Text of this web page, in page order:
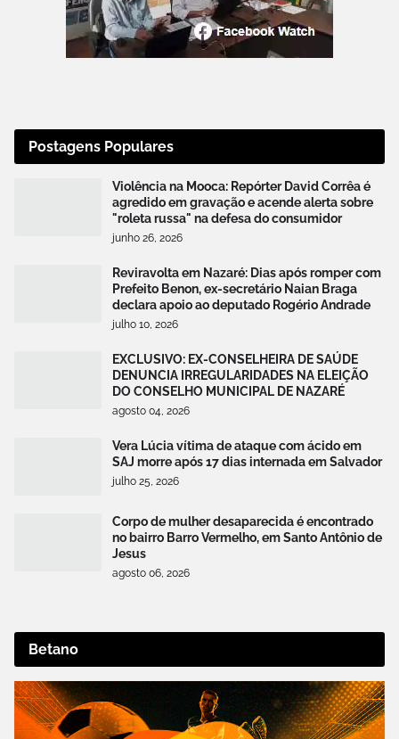
Postagens Populares
Violência na Mooca: Repórter David Corrêa é
agredido em gravação e acende alerta sobre
"roleta russa" na defesa do consumidor
junho 26, 2026
Reviravolta em Nazaré: Dias após romper com
Prefeito Benon, ex-secretário Naian Braga
declara apoio ao deputado Rogério Andrade
julho 10, 2026
EXCLUSIVO: EX-CONSELHEIRA DE SAÚDE
DENUNCIA IRREGULARIDADES NA ELEIÇÃO
DO CONSELHO MUNICIPAL DE NAZARÉ
agosto 04, 2026
Vera Lúcia vítima de ataque com ácido em
SAJ morre após 17 dias internada em Salvador
julho 25, 2026
Corpo de mulher desaparecida é encontrado
no bairro Barro Vermelho, em Santo Antônio de
Jesus
agosto 06, 2026
Betano